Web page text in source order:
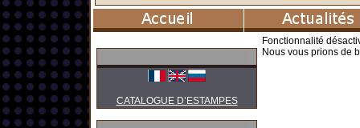
CATALOGUE D’ESTAMPES
Fonctionnalité
Nous vous prions de